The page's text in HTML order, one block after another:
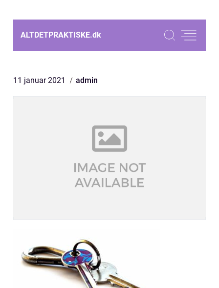
ALTDETPRAKTISKE.dk
11 januar 2021 admin